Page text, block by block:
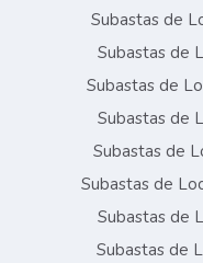
Subastas de
Subastas de
Subastas de
Subastas de
Subastas de
Subastas de
Subastas de
Subastas de